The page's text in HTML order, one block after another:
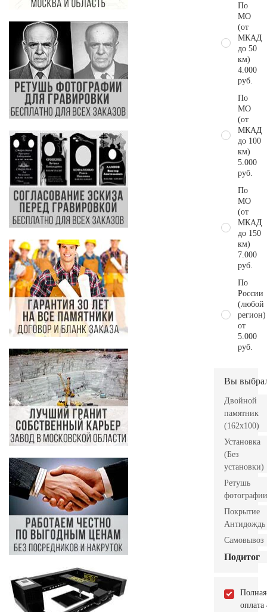
По
МО
(от
МКАД
до 50
км)
4.000
руб.
По
МО
(от
МКАД
до 100
км)
5.000
руб.
По
МО
(от
МКАД
до 150
км)
7.000
руб.
По
России
(любой
регион)
от
5.000
руб.
Вы
Двойной
памятник
(162х100)
Установка
(Без
установки)
Ретушь
фотографии
Покрытие
Антидождь
Самовывоз
Подитог
Полная
оплата